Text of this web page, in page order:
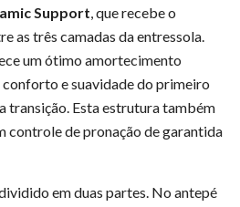
Support, que recebe o
as três camadas da entressola.
um ótimo amortecimento
conforto e suavidade do primeiro
transição. Esta estrutura também
controle de pronação de garantida
em duas partes. No antepé